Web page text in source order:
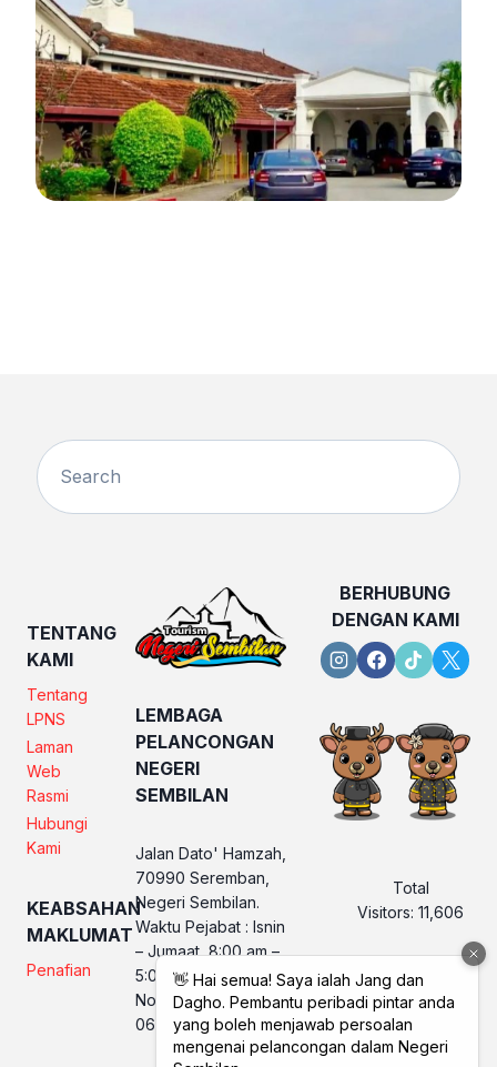
TENTANG
KAMI
Tentang
LPNS
Laman
Web
Rasmi
Hubungi
Kami
KEABSAHAN
MAKLUMAT
Penafian
LEMBAGA
PELANCONGAN
NEGERI
SEMBILAN
Jalan Dato' Hamzah,
70990 Seremban,
Negeri Sembilan.
Waktu Pejabat : Isnin
– Jumaat, 8:00 am –
5:00 pm
No. Telefon LPNS :
06 760 2560
BERHUBUNG
DENGAN KAMI
Total
Visitors: 11,606